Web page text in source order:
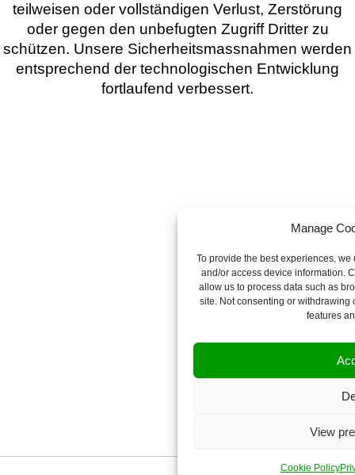
Manage
To provide the best experiences,
and/or access device information.
allow us to process data such as
site. Not consenting or withdrawing
features
View
Cookie Policy
teilweisen oder vollständigen Verlust, Zerstörung
oder gegen den unbefugten Zugriff Dritter zu
schützen. Unsere Sicherheitsmassnahmen werden
entsprechend der technologischen Entwicklung
fortlaufend verbessert.